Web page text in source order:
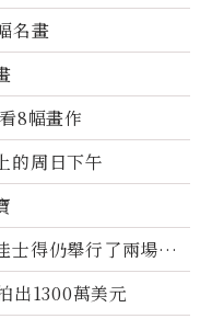
名畫
8幅畫作
的周日下午
士得仍舉行了兩場拍
出1300萬美元